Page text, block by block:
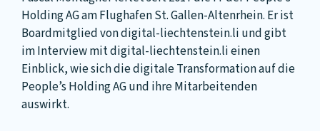
Holding AG am Flughafen St. Gallen-Altenrhein. Er ist
Boardmitglied von digital-liechtenstein.li und gibt
im Interview mit digital-liechtenstein.li einen
Einblick, wie sich die digitale Transformation auf die
People’s Holding AG und ihre Mitarbeitenden
auswirkt.